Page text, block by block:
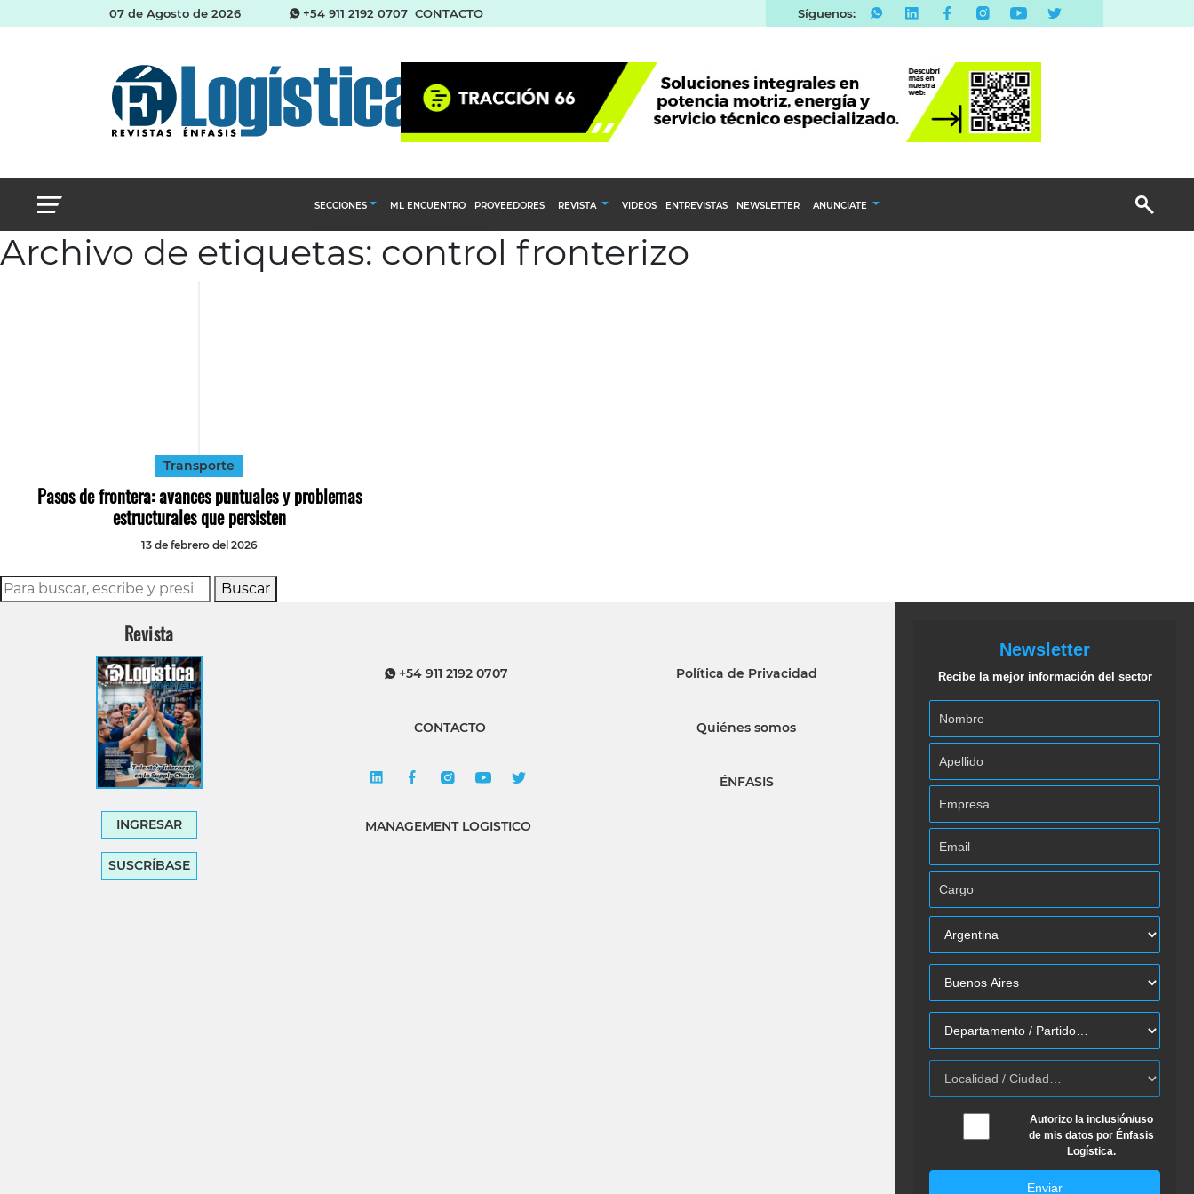
07 de Agosto de 2026 +54 911 2192 0707 CONTACTO Síguenos:
SECCIONES
Abastecimiento y compras
ML ENCUENTRO PROVEEDORES REVISTA
Calendario Editorial
Ediciones Anteriores
VIDEOS ENTREVISTAS NEWSLETTER ANUNCIATE
Archivo de etiquetas: control fronterizo
Transporte
Pasos de frontera: avances puntuales y problemas
estructurales que persisten
13 de febrero del 2026
Buscar
Revista
INGRESAR
SUSCRÍBASE
+54 911 2192 0707
CONTACTO
MANAGEMENT LOGISTICO
Política de Privacidad
Quiénes somos
ÉNFASIS
Newsletter
Recibe la mejor información del sector
Autorizo la inclusión/uso
de mis datos por Énfasis
Logística.
Enviar